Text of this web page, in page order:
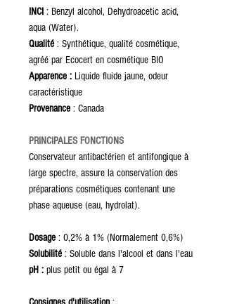
INCI : Benzyl alcohol, Dehydroacetic acid,
aqua (Water).
Qualité : Synthétique, qualité cosmétique,
agréé par Ecocert en cosmétique BIO
Apparence : Liquide fluide jaune, odeur
caractéristique
Provenance : Canada
PRINCIPALES FONCTIONS
Conservateur antibactérien et antifongique à
large spectre, assure la conservation des
préparations cosmétiques contenant une
phase aqueuse (eau, hydrolat).
Dosage : 0,2% à 1% (Normalement 0,6%)
Solubilité : Soluble dans l'alcool et dans l'eau
pH : plus petit ou égal à 7